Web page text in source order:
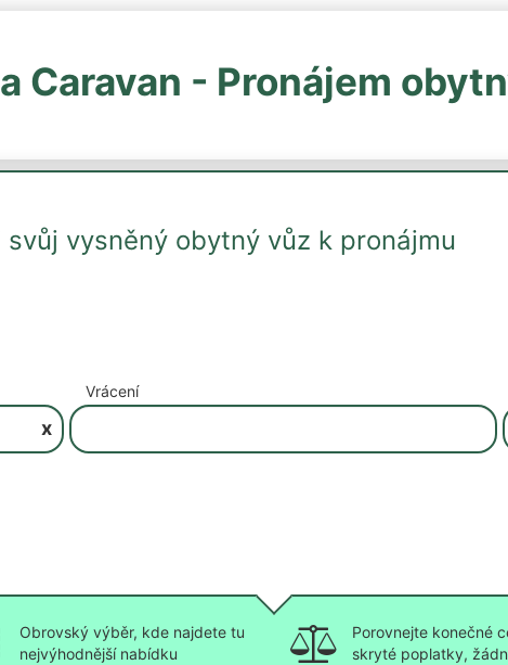
Caravan - Pronájem
svůj vysněný obytný vůz k pronájmu
x
Vrácení
Obrovský výběr, kde najdete tu
nejvýhodnější nabídku
Porovnejte konečné
skryté poplatky,